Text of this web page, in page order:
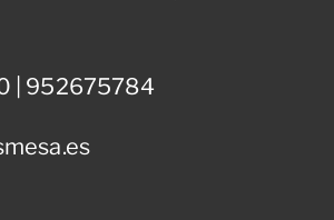
| 952675784